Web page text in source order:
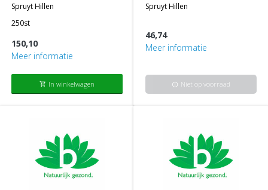
spruyt hillen
250st
150,10
Meer informatie
shopping_cart In winkelwagen
spruyt hillen
46,74
Meer informatie
info Niet op voorraad